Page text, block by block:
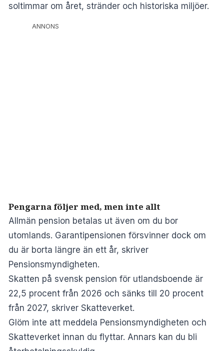
soltimmar om året, stränder och historiska miljöer.
ANNONS
Pengarna följer med, men inte allt
Allmän pension betalas ut även om du bor
utomlands. Garantipensionen försvinner dock om
du är borta längre än ett år, skriver
Pensionsmyndigheten.
Skatten på svensk pension för utlandsboende är
22,5 procent från 2026 och sänks till 20 procent
från 2027, skriver Skatteverket.
Glöm inte att meddela Pensionsmyndigheten och
Skatteverket innan du flyttar. Annars kan du bli